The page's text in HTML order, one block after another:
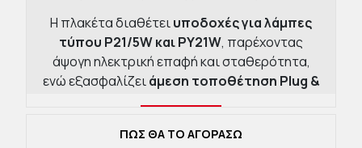
Η πλακέτα διαθέτειυποδοχές για λάμπες
τύπου P21/5W και PY21W, παρέχοντας
άψογη ηλεκτρική επαφή και σταθερότητα,
ενώ εξασφαλίζειάμεση τοποθέτηση Plug &
(712377408469)και πληροί όλες τις
ΠΩΣ ΘΑ ΤΟ ΑΓΟΡΑΣΩ